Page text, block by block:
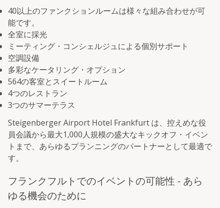
40以上のファンクションルームは様々な組み合わせが可
能です。
全室に採光
ミーティング・コンシェルジュによる個別サポート
空調設備
多彩なケータリング・オプション
564の客室とスイートルーム
4つのレストラン
3つのサマーテラス
Steigenberger Airport Hotel Frankfurt は、控えめな役
員会議から最大1,000人規模の盛大なキックオフ・イベン
トまで、あらゆるプランニングのパートナーとして最適で
す。
フランクフルトでのイベントの可能性 - あら
ゆる機会のために